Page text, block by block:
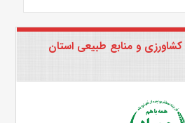
و منابع طبیعی استان